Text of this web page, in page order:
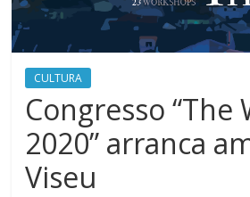
CULTURA
Congresso “The
2020” arranca
Viseu